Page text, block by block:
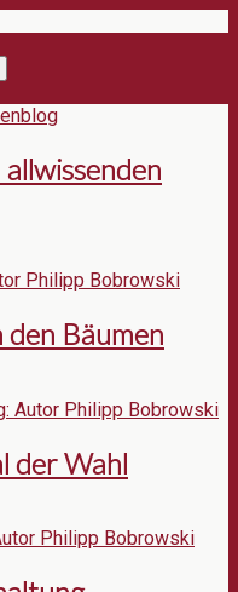
Philipp Bobrowski
Bäumen
Autor Philipp Bobrowski
der Wahl
Philipp Bobrowski